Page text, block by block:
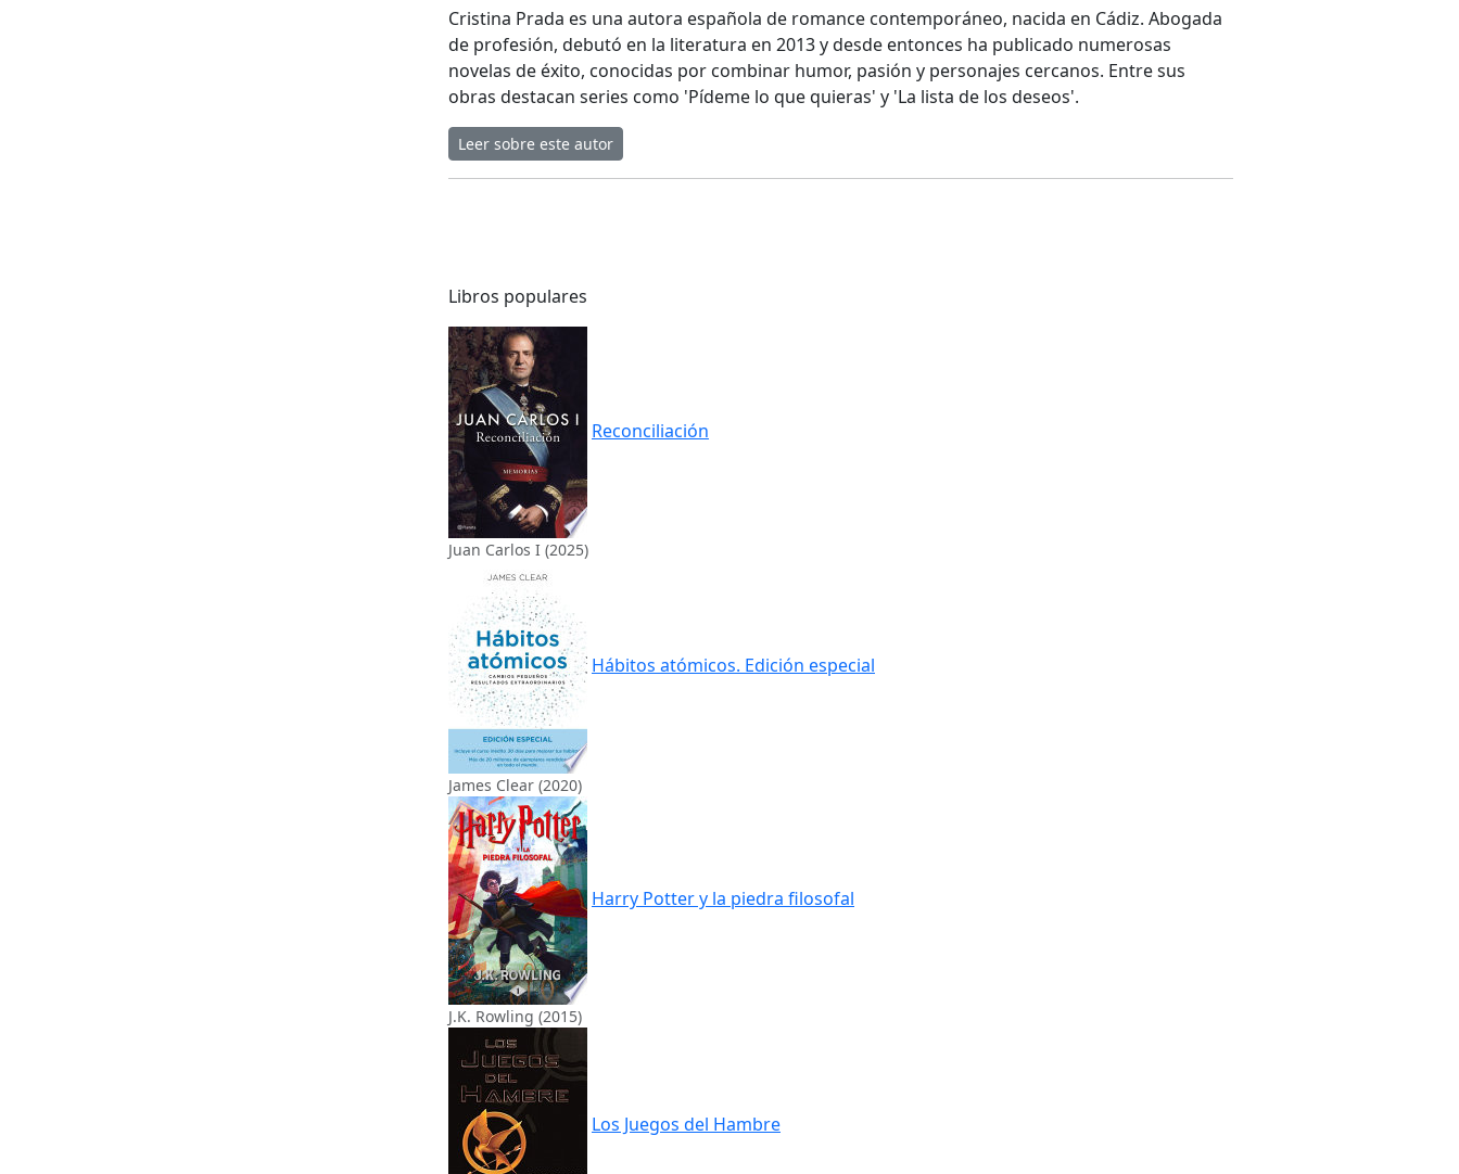
Cristina Prada es una autora española de romance contemporáneo, nacida en Cádiz. Abogada
de profesión, debutó en la literatura en 2013 y desde entonces ha publicado numerosas
novelas de éxito, conocidas por combinar humor, pasión y personajes cercanos. Entre sus
obras destacan series como 'Pídeme lo que quieras' y 'La lista de los deseos'.
Leer sobre este autor
Libros populares
Reconciliación
Juan Carlos I (2025)
Hábitos atómicos. Edición especial
James Clear (2020)
Harry Potter y la piedra filosofal
J.K. Rowling (2015)
Los Juegos del Hambre